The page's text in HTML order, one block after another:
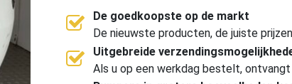
De goedkoopste op de markt
De nieuwste producten, de juiste
Uitgebreide
Als u op een werkdag bestelt, ontvangt